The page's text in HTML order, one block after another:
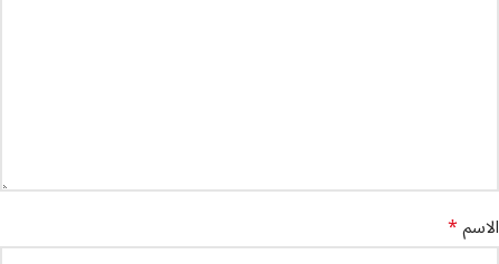
الاسم*